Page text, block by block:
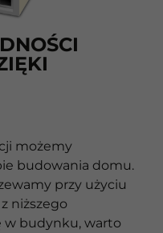
możemy
budowania domu.
przy użyciu
niższego
w budynku, warto